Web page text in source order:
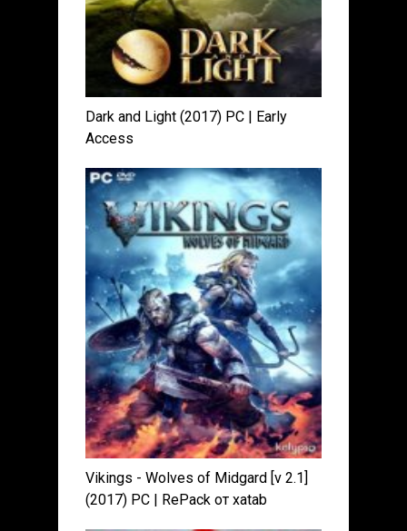
Dark and Light (2017) PC | Early
Access
Vikings - Wolves of Midgard [v 2.1]
(2017) PC | RePack от xatab